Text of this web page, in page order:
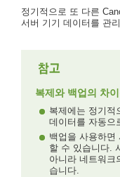
정기적으로 또 다른
서버 기기 데이터를 관
복제와 백업의 차이
복제에는 정기적
데이터를 자동으
백업을 사용하면
할 수 있습니다.
아니라 네트워크
습니다.